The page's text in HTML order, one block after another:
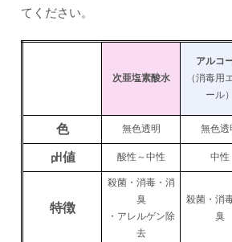
てください。
次亜塩素酸水
アルコ
（消毒用
ール）
色 無色透明 無色透
㏗値 酸性～中性 中性
特徴
殺菌・消毒・消
臭
・アレルゲン除
去
殺菌・消
臭